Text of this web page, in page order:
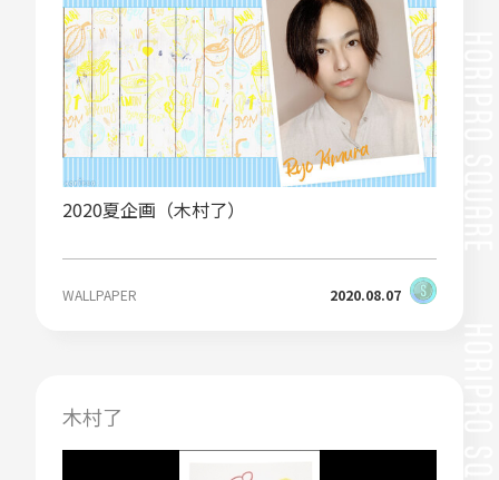
2020夏企画（木村了）
WALLPAPER 2020.08.07
木村了